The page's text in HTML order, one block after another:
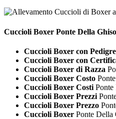
Cuccioli Boxer Ponte Della
Cuccioli Boxer con
Cuccioli Boxer con
Cuccioli Boxer di Razza
Cuccioli Boxer Costo
Cuccioli Boxer Costi
Cuccioli Boxer Prezzi
Cuccioli Boxer Prezzo
Cuccioli Boxer Ponte